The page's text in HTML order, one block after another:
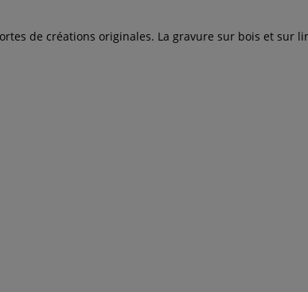
de créations originales. La gravure sur bois et sur